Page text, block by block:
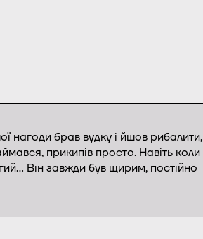
нагоди брав вудку і йшов рибалити,
прикипів просто. Навіть коли
Він завжди був щирим, постійно